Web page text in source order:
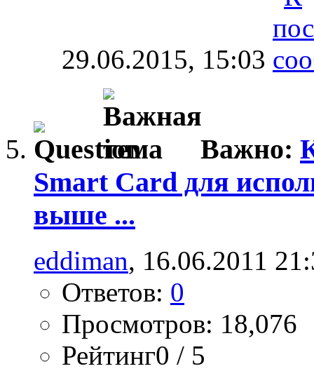
29.06.2015, 15:03
Важно:
Smart Card для
выше ...
eddiman, 16.06.2011
Ответов: 0
Просмотров: 18,076
Рейтинг0 / 5